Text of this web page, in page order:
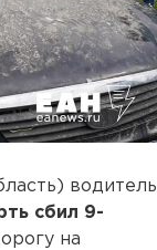
водитель
сбил 9-
на